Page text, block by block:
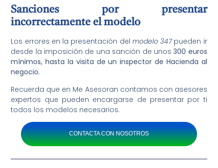
Sanciones por presentar
incorrectamente el modelo
Los errores en la presentación del modelo 347pueden ir
desde la imposición de una sanción de unos300 euros
mínimos, hasta la visita de un inspector de Hacienda al
negocio.
Recuerda que en Me Asesoran contamos con asesores
expertos que pueden encargarse de presentar por ti
todos los modelos necesarios.
CONTACTA CON NOSOTROS